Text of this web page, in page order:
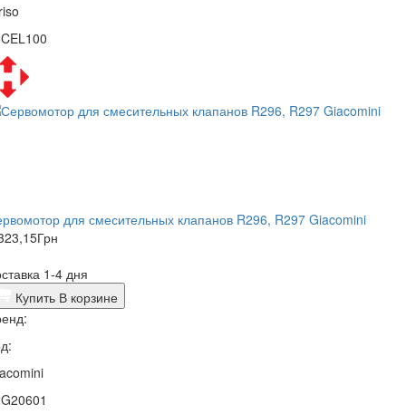
для смесительных клапанов R296, R297 Giacomini
Грн
1-4 дня
Купить В корзине